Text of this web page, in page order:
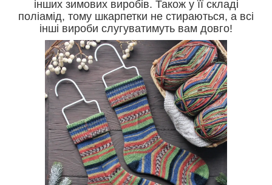
інших зимових виробів. Також у її складі
поліамід, тому шкарпетки не стираються, а всі
інші вироби слугуватимуть вам довго!